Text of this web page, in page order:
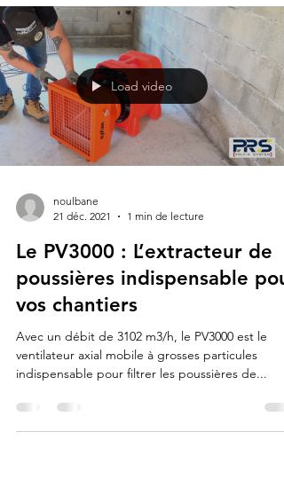
Load video
21 déc. 2021
1 min de lecture
Le PV3000 : L’extracteur de
poussières indispensable
vos chantiers
Avec un débit de 3102 m3/h, le PV3000 est le
indispensable pour filtrer les poussières de...